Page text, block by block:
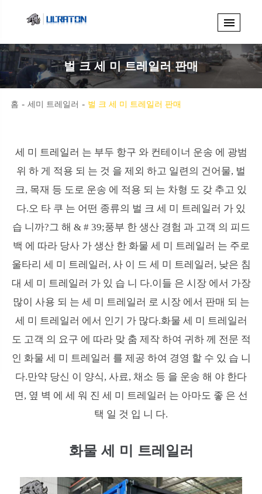
벌 크 세 미 트레일러 판매
홈 세미 트레일러 벌 크 세 미 트레일러 판매
세 미 트레일러 는 부두 항구 와 컨테이너 운송 에 광범
위 하 게 적용 되 는 것 을 제외 하고 일련의 건어물, 벌
크, 목재 등 도로 운송 에 적용 되 는 차형 도 갖 추고 있
다.오 타 쿠 는 어떤 종류의 벌 크 세 미 트레일러 가 있
습 니까?그 해 & # 39;풍부 한 생산 경험 과 고객 의 피드
백 에 따라 당사 가 생산 한 화물 세 미 트레일러 는 주로
울타리 세 미 트레일러, 사 이 드 세 미 트레일러, 낮은 침
대 세 미 트레일러 가 있 습 니 다.이들 은 시장 에서 가장
많이 사용 되 는 세 미 트레일러 로 시장 에서 판매 되 는
세 미 트레일러 에서 인기 가 많다.화물 세 미 트레일러
도 고객 의 요구 에 따라 맞 춤 제작 하여 귀하 께 전문 적
인 화물 세 미 트레일러 를 제공 하여 경영 할 수 있 습 니
다.만약 당신 이 양식, 사료, 채소 등 을 운송 해 야 한다
면, 옆 벽 에 세 워 진 세 미 트레일러 는 아마도 좋 은 선
택 일 것 입 니 다.
화물 세 미 트레일러